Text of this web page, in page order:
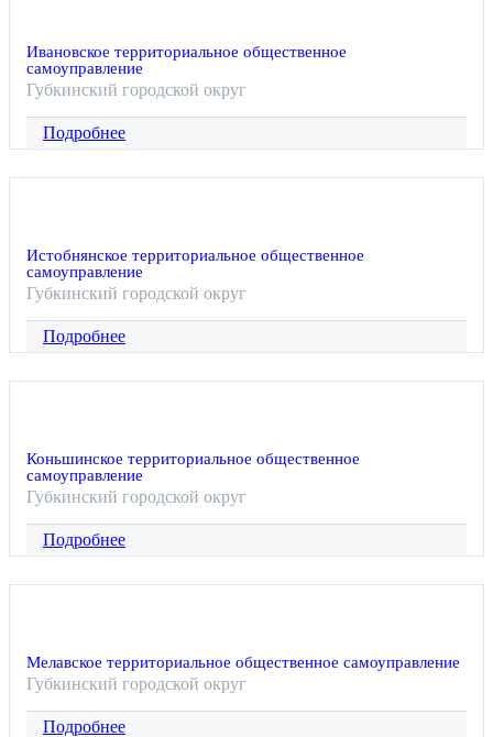
Ивановское территориальное общественное
самоуправление
Губкинский городской округ
Подробнее
Истобнянское территориальное общественное
самоуправление
Губкинский городской округ
Подробнее
Коньшинское территориальное общественное
самоуправление
Губкинский городской округ
Подробнее
Мелавское территориальное общественное самоуправление
Губкинский городской округ
Подробнее